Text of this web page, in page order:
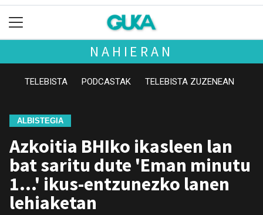
NAHIERAN
TELEBISTA PODCASTAK TELEBISTA ZUZENEAN
ALBISTEGIA
Azkoitia BHIko ikasleen lan
bat saritu dute 'Eman minutu
1…' ikus-entzunezko lanen
lehiaketan